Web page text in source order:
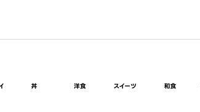
丼 洋食 スイーツ 和食